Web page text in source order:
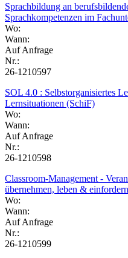
Sprachbildung an
Sprachkompetenzen im
Wo:
Wann:
Auf Anfrage
Nr.:
26-1210597
SOL 4.0 : Selbstorganisiertes
Lernsituationen (SchiF)
Wo:
Wann:
Auf Anfrage
Nr.:
26-1210598
Classroom-Management -
übernehmen, leben &
Wo:
Wann:
Auf Anfrage
Nr.:
26-1210599